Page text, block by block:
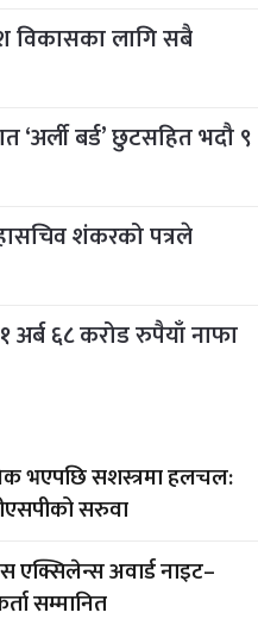
विकासका लागि सबै
‘अर्ली बर्ड’ छुटसहित भदौ ९
शंकरको पत्रले
६८ करोड रुपैयाँ नाफा
भएपछि सशस्त्रमा हलचल:
सरुवा
अवार्ड नाइट–
सम्मानित